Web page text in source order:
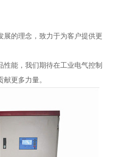
展的理念，致力于为客户提供更
性能，我们期待在工业电气控制
更多力量。